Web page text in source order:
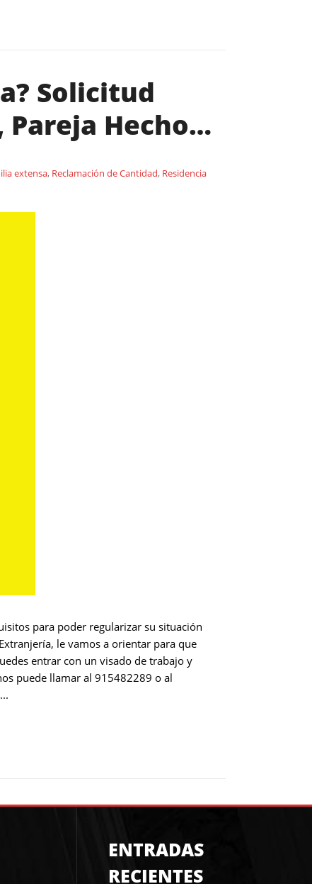
Solicitud
Hecho…
extensa, Reclamación de Cantidad, Residencia
para poder regularizar su situación
le vamos a orientar para que
entrar con un visado de trabajo y
puede llamar al 915482289 o al
ENTRADAS
RECIENTES